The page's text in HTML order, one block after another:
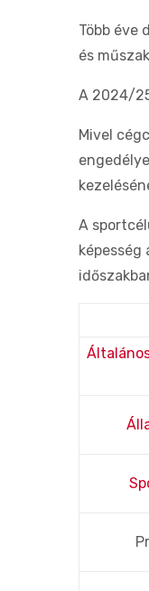
Több éve
és
A 2024/
Mivel
A
képesség